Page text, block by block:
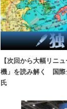
【次回から大幅リニ
機」を読み解く 国際
氏